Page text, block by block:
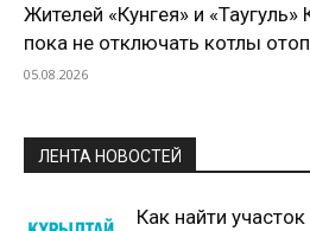
Жителей «Кунгея» и
пока не отключать котлы
05.08.2026
ЛЕНТА НОВОСТЕЙ
Как найти